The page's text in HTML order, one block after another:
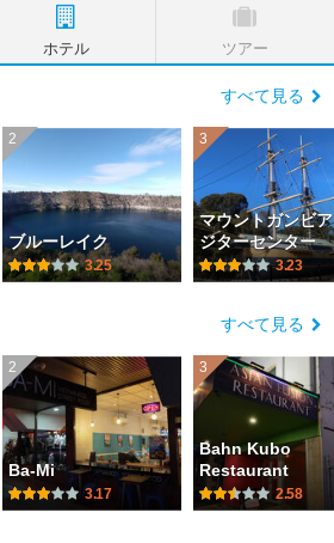
ホテル ツアー
すべて見る
2
ブルーレイク
3.25
3
マウントガンビ
ジターセンター
3.23
すべて見る
2
Ba-Mi
3.17
3
Bahn Kubo
Restaurant
2.58